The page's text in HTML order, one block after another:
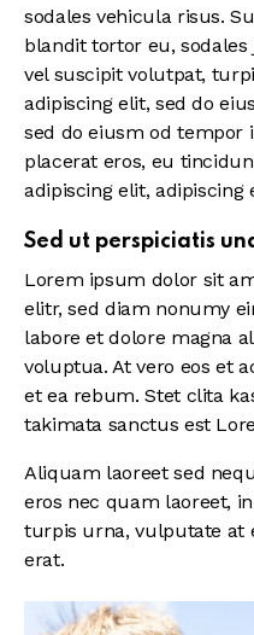
sodales vehicula risus.
blandit tortor eu,
vel suscipit volutpat,
adipiscing elit, sed do
sed do eiusm od tempor
placerat eros, eu
adipiscing elit, adipiscing
Sed ut perspiciatis
Lorem ipsum dolor sit
elitr, sed diam nonumy
labore et dolore magna
voluptua. At vero eos et
et ea rebum. Stet clita
takimata sanctus est
Aliquam laoreet sed
eros nec quam laoreet,
turpis urna, vulputate at
erat.